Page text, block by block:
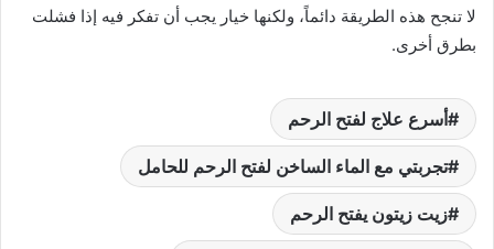
لا تنجح هذه الطريقة دائماً، ولكنها خيار يجب أن تفكر فيه إذا فشلت
بطرق أخرى.
أسرع علاج لفتح الرحم
تجربتي مع الماء الساخن لفتح الرحم للحامل
زيت زيتون يفتح الرحم